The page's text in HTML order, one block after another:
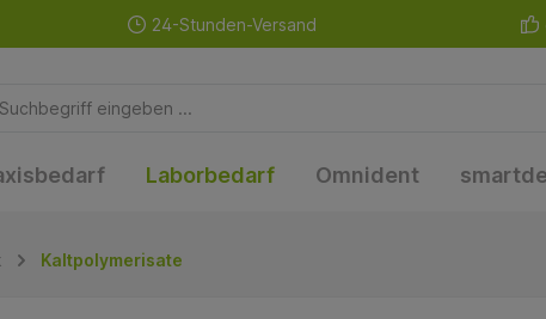
24-Stunden-Versand
Laborbedarf Omnident
Kaltpolymerisate